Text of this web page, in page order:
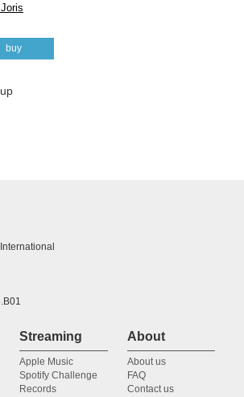
buy
Streaming
Apple Music
Spotify Challenge
Records
About
About us
FAQ
Contact us